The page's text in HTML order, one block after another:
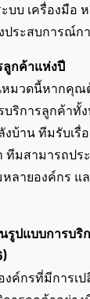
บบ เครื่องมือ
ประสบการณ์ก
กค้าแห่งปี
มวดนี้หากคุณต้
บริการลูกค้าทั้
บ้าน ทีมรับเรื่
มสามารถปร
ลายองค์กร แ
รูปแบบการบ
ค์กรที่มีการเ